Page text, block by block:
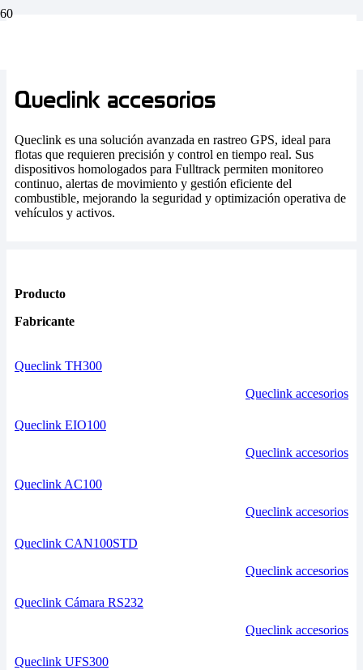
Queclink accesorios
Queclink es una solución avanzada en rastreo GPS, ideal para
flotas que requieren precisión y control en tiempo real. Sus
dispositivos homologados para Fulltrack permiten monitoreo
continuo, alertas de movimiento y gestión eficiente del
combustible, mejorando la seguridad y optimización operativa de
vehículos y activos.
Producto
Fabricante
Queclink TH300
Queclink accesorios
Queclink EIO100
Queclink accesorios
Queclink AC100
Queclink accesorios
Queclink CAN100STD
Queclink accesorios
Queclink Cámara RS232
Queclink accesorios
Queclink UFS300